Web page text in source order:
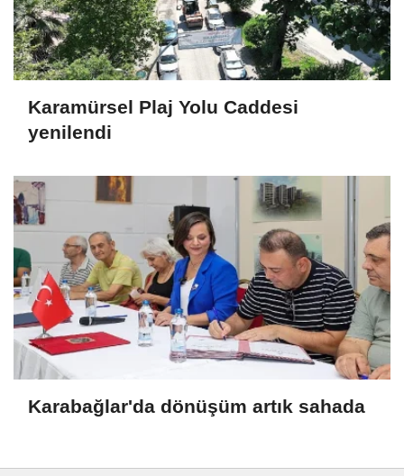
Karamürsel Plaj Yolu Caddesi
yenilendi
Karabağlar'da dönüşüm artık sahada